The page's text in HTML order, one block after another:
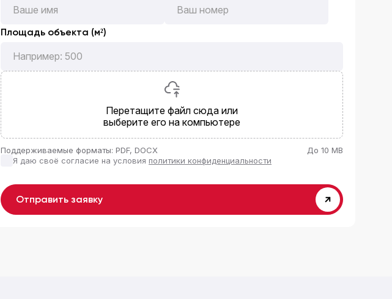
Площадь объекта (м²)
Перетащите файл сюда или
выберите его на компьютере
Поддерживаемые форматы: PDF, DOCX
До 10 MB
Я даю своё согласие на условия политики конфиденциальности
Отправить заявку